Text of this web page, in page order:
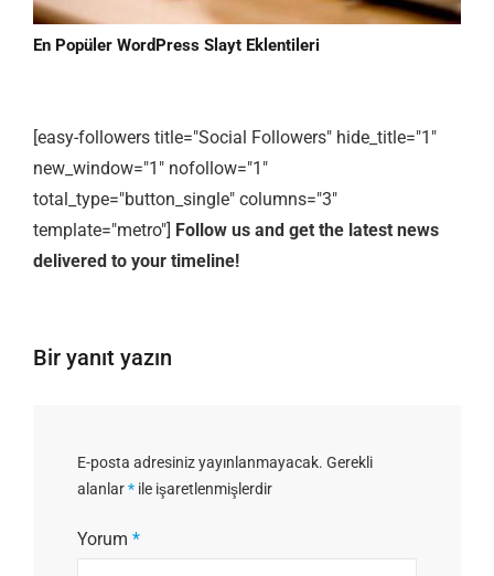
En Popüler WordPress Slayt Eklentileri
[easy-followers title="Social Followers" hide_title="1"
new_window="1" nofollow="1"
total_type="button_single" columns="3"
template="metro"] Follow us and get the latest news
delivered to your timeline!
Bir yanıt yazın
E-posta adresiniz yayınlanmayacak. Gerekli
alanlar* ile işaretlenmişlerdir
Yorum *